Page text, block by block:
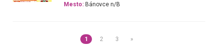
Mesto: Bánovce n/B
1 2 3 »